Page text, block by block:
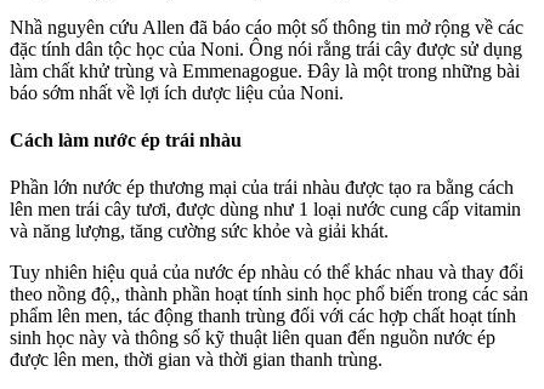
Nhầ nguyên cứu Allen đã báo cáo một số thông tin mở rộng về các
đặc tính dân tộc học của Noni. Ông nói rằng trái cây được sử dụng
làm chất khử trùng và Emmenagogue. Đây là một trong những bài
báo sớm nhất về lợi ích dược liệu của Noni.
Cách làm nước ép trái nhàu
Phần lớn nước ép thương mại của trái nhàu được tạo ra bằng cách
lên men trái cây tươi, được dùng như 1 loại nước cung cấp vitamin
và năng lượng, tăng cường sức khỏe và giải khát.
Tuy nhiên hiệu quả của nước ép nhàu có thể khác nhau và thay đổi
theo nồng độ,, thành phần hoạt tính sinh học phổ biến trong các sản
phẩm lên men, tác động thanh trùng đối với các hợp chất hoạt tính
sinh học này và thông số kỹ thuật liên quan đến nguồn nước ép
được lên men, thời gian và thời gian thanh trùng.